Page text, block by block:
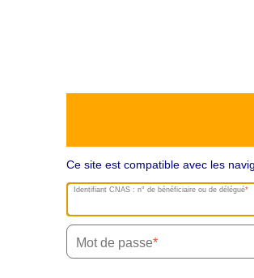
Ce site est compatible avec les
Identifiant CNAS : n° de bénéficiaire ou de délégué
Mot de passe